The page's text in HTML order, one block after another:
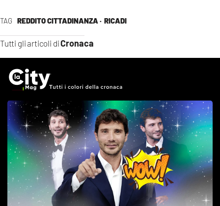
TAG REDDITO CITTADINANZA · RICADI
Tutti gli articoli diCronaca